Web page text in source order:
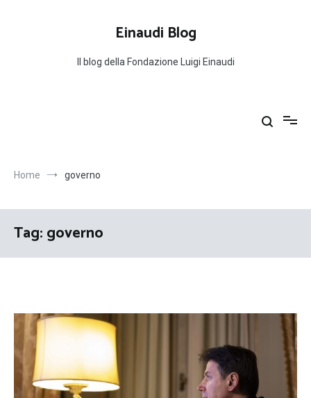
Einaudi Blog
Il blog della Fondazione Luigi Einaudi
Home governo
Tag:governo